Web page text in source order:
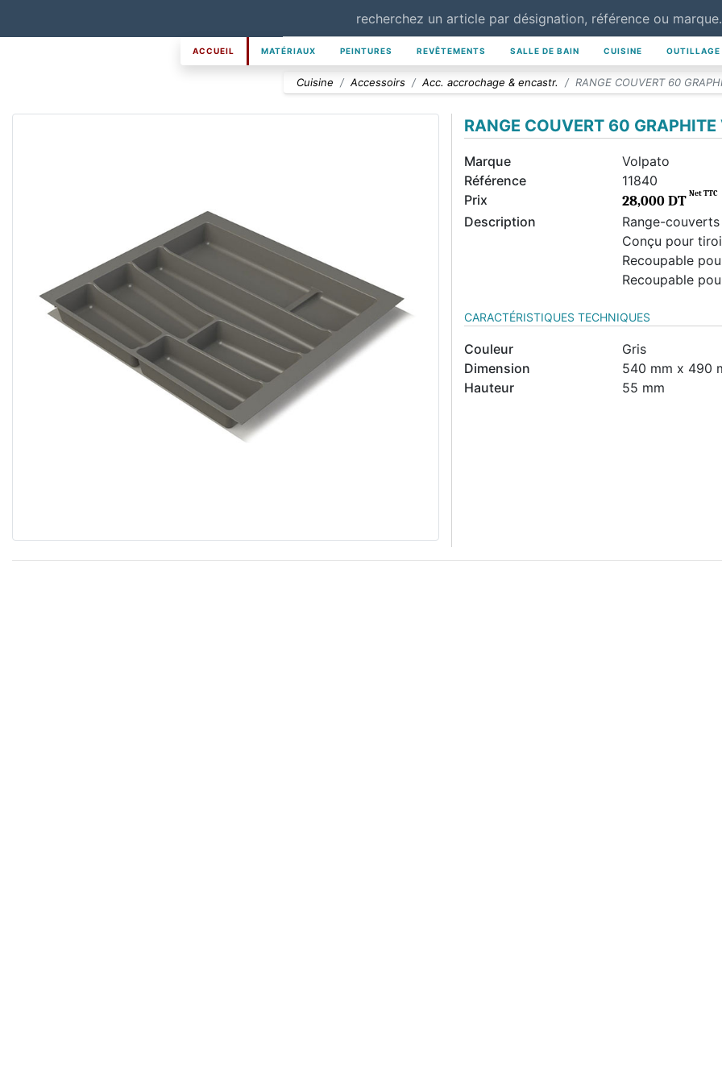
ACCUEIL MATÉRIAUX PEINTURES REVÊTEMENTS SALLE DE BAIN CUISINE OUTILLAGE
Cuisine Accessoirs Acc. accrochage & encastr. RANGE COUVERT 60
RANGE COUVERT 60 GRAPHITE
Marque
Volpato
Référence
11840
Prix
28,000 DT Net TTC
Description
Range-
Conçu pour
Recoupable
Recoupable
CARACTÉRISTIQUES TECHNIQUES
Couleur
Gris
Dimension
540 mm x 490
Hauteur
55 mm